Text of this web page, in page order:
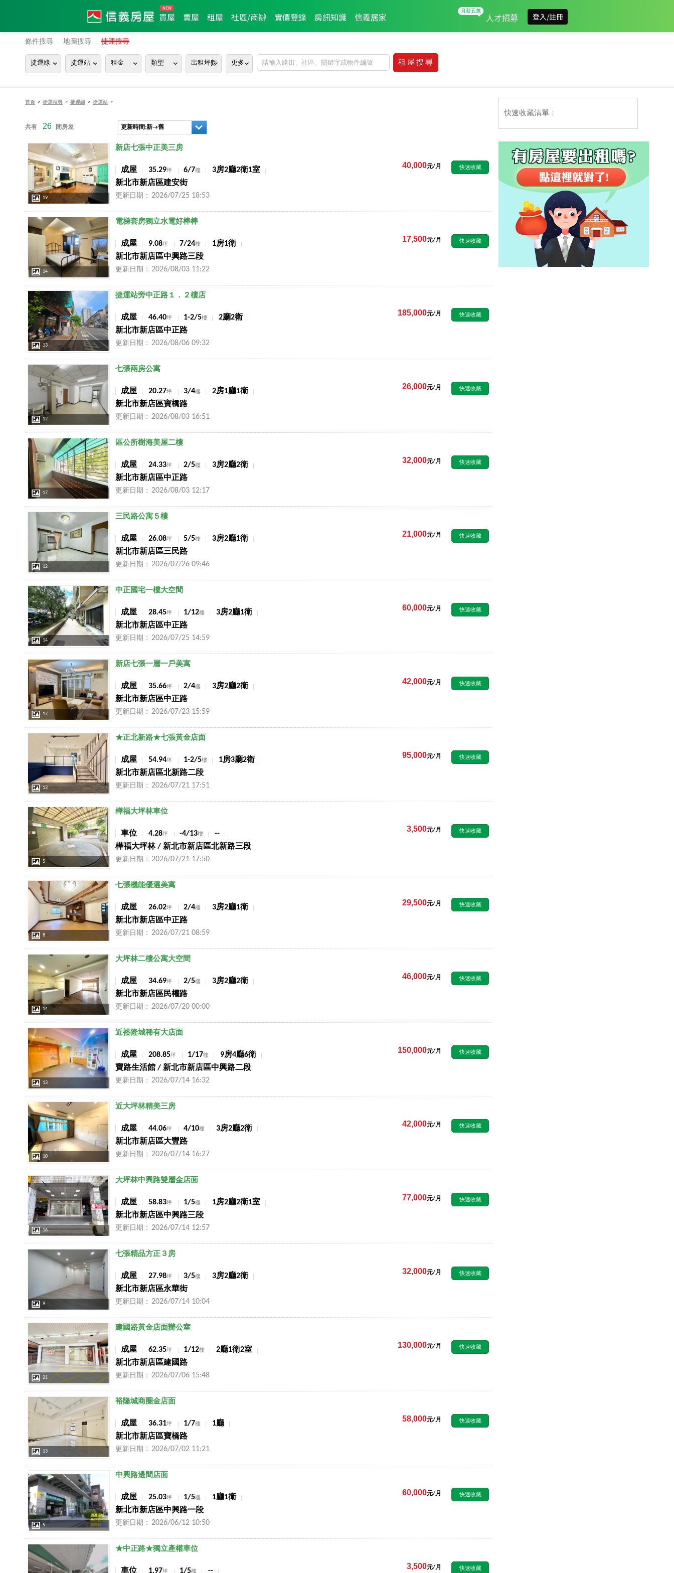
買屋 賣屋 租屋 社區/商辦 實價登錄 房訊知識 信義居家 人才招募 登入/註冊
條件搜尋 地圖搜尋 捷運搜尋
捷運線 捷運站 租金 類型 出租坪數 更多
首頁 > 捷運搜尋 > 捷運線 > 捷運站 >
共有 26 間房屋 更新時間:新→舊
店長推薦
19
新店七張中正美三房
成屋 35.29坪 6/7樓
3房2廳2衛1室
新北市新店區建安街
更新日期： 2026/07/25 18:53
40,000元/月 快速收藏
店長推薦
14
電梯套房獨立水電好棒棒
成屋 9.08坪 7/24樓
1房1衛
新北市新店區中興路三段
更新日期： 2026/08/03 11:22
17,500元/月 快速收藏
店長推薦
13
捷運站旁中正路１．２樓店
成屋 46.40坪 1-2/5樓
2廳2衛
新北市新店區中正路
更新日期： 2026/08/06 09:32
185,000元/月 快速收藏
12
七張兩房公寓
成屋 20.27坪 3/4樓
2房1廳1衛
新北市新店區寶橋路
更新日期： 2026/08/03 16:51
26,000元/月 快速收藏
店長推薦
17
區公所樹海美屋二樓
成屋 24.33坪 2/5樓
3房2廳2衛
新北市新店區中正路
更新日期： 2026/08/03 12:17
32,000元/月 快速收藏
12
三民路公寓５樓
成屋 26.08坪 5/5樓
3房2廳1衛
新北市新店區三民路
更新日期： 2026/07/26 09:46
21,000元/月 快速收藏
店長推薦
14
中正國宅一樓大空間
成屋 28.45坪 1/12樓
3房2廳1衛
新北市新店區中正路
更新日期： 2026/07/25 14:59
60,000元/月 快速收藏
店長推薦
17
新店七張一層一戶美寓
成屋 35.66坪 2/4樓
3房2廳2衛
新北市新店區中正路
更新日期： 2026/07/23 15:59
42,000元/月 快速收藏
13
★正北新路★七張黃金店面
成屋 54.94坪 1-2/5樓
1房3廳2衛
新北市新店區北新路二段
更新日期： 2026/07/21 17:51
95,000元/月 快速收藏
店長推薦
5
樺福大坪林車位
車位 4.28坪 -4/13樓
--
樺福大坪林 / 新北市新店區北新路三段
更新日期： 2026/07/21 17:50
3,500元/月 快速收藏
店長推薦
8
七張機能優選美寓
成屋 26.02坪 2/4樓
3房2廳1衛
新北市新店區中正路
更新日期： 2026/07/21 08:59
29,500元/月 快速收藏
14
大坪林二樓公寓大空間
成屋 34.69坪 2/5樓
3房2廳2衛
新北市新店區民權路
更新日期： 2026/07/20 00:00
46,000元/月 快速收藏
店長推薦
13
近裕隆城稀有大店面
成屋 208.85坪 1/17樓
9房4廳6衛
寶路生活館 / 新北市新店區中興路二段
更新日期： 2026/07/14 16:32
150,000元/月 快速收藏
店長推薦
10
近大坪林精美三房
成屋 44.06坪 4/10樓
3房2廳2衛
新北市新店區大豐路
更新日期： 2026/07/14 16:27
42,000元/月 快速收藏
店長推薦
16
大坪林中興路雙層金店面
成屋 58.83坪 1/5樓
1房2廳2衛1室
新北市新店區中興路三段
更新日期： 2026/07/14 12:57
77,000元/月 快速收藏
店長推薦
9
七張精品方正３房
成屋 27.98坪 3/5樓
3房2廳2衛
新北市新店區永華街
更新日期： 2026/07/14 10:04
32,000元/月 快速收藏
21
建國路黃金店面辦公室
成屋 62.35坪 1/12樓
2廳1衛2室
新北市新店區建國路
更新日期： 2026/07/06 15:48
130,000元/月 快速收藏
店長推薦
13
裕隆城商圈金店面
成屋 36.31坪 1/7樓
1廳
新北市新店區寶橋路
更新日期： 2026/07/02 11:21
58,000元/月 快速收藏
店長推薦
5
中興路邊間店面
成屋 25.03坪 1/5樓
1廳1衛
新北市新店區中興路一段
更新日期： 2026/06/12 10:50
60,000元/月 快速收藏
店長推薦 ★中正路★獨立產權車位
車位 1.97坪 1/5樓 --
3,500元/月 快速收藏
快速收藏清單：